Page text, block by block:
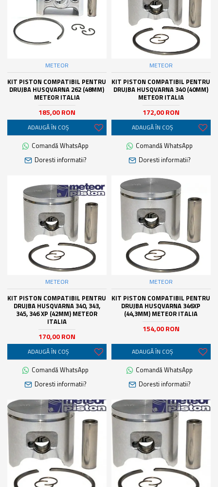
METEOR
KIT PISTON COMPATIBIL PENTRU
DRUJBA HUSQVARNA 262 (48MM)
METEOR ITALIA
185,00 RON
ADAUGĂ ÎN COŞ
Comandă WhatsApp
Doresti informatii?
METEOR
KIT PISTON COMPATIBIL PENTRU
DRUJBA HUSQVARNA 340 (40MM)
METEOR ITALIA
172,00 RON
ADAUGĂ ÎN COŞ
Comandă WhatsApp
Doresti informatii?
METEOR
KIT PISTON COMPATIBIL PENTRU
DRUJBA HUSQVARNA 340, 343,
345, 346 XP (42MM) METEOR
ITALIA
170,00 RON
ADAUGĂ ÎN COŞ
Comandă WhatsApp
Doresti informatii?
METEOR
KIT PISTON COMPATIBIL PENTRU
DRUJBA HUSQVARNA 346XP
(44,3MM) METEOR ITALIA
154,00 RON
ADAUGĂ ÎN COŞ
Comandă WhatsApp
Doresti informatii?